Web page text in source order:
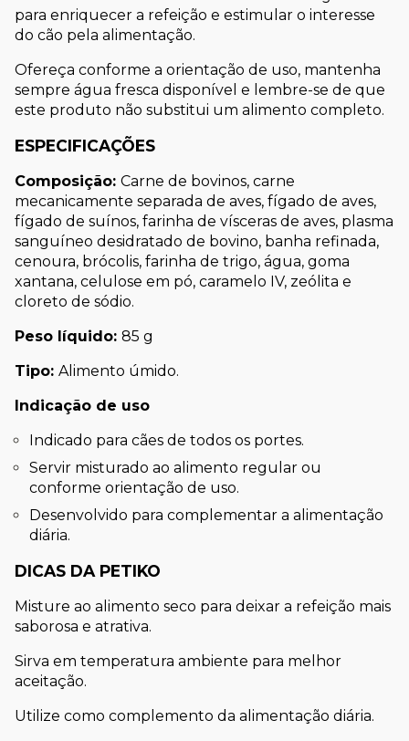
para enriquecer a refeição e estimular o interesse
do cão pela alimentação.
Ofereça conforme a orientação de uso, mantenha
sempre água fresca disponível e lembre-se de que
este produto não substitui um alimento completo.
ESPECIFICAÇÕES
Composição: Carne de bovinos, carne
mecanicamente separada de aves, fígado de aves,
fígado de suínos, farinha de vísceras de aves, plasma
sanguíneo desidratado de bovino, banha refinada,
cenoura, brócolis, farinha de trigo, água, goma
xantana, celulose em pó, caramelo IV, zeólita e
cloreto de sódio.
Peso líquido: 85 g
Tipo: Alimento úmido.
Indicação de uso
Indicado para cães de todos os portes.
Servir misturado ao alimento regular ou
conforme orientação de uso.
Desenvolvido para complementar a alimentação
diária.
DICAS DA PETIKO
Misture ao alimento seco para deixar a refeição mais
saborosa e atrativa.
Sirva em temperatura ambiente para melhor
aceitação.
Utilize como complemento da alimentação diária.